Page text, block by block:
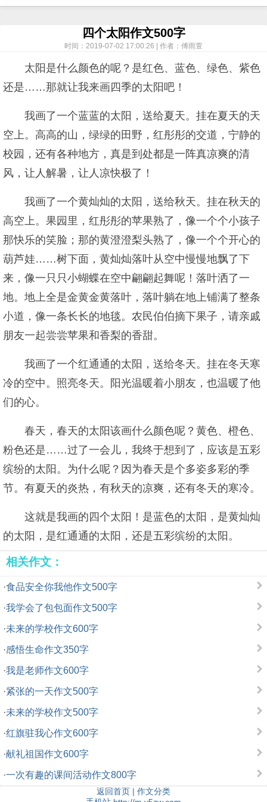
四个太阳作文500字
时间：2019-07-02 17:00:26 | 作者：傅雨萱
太阳是什么颜色的呢？是红色、蓝色、绿色、紫色
还是……那就让我来画四季的太阳吧！
我画了一个蓝蓝的太阳，送给夏天。挂在夏天的天
空上。高高的山，绿绿的田野，红彤彤的交道，宁静的
校园，还有各种地方，真是到处都是一阵真凉爽的清
风，让人解暑，让人凉快极了！
我画了一个黄灿灿的太阳，送给秋天。挂在秋天的
高空上。果园里，红彤彤的苹果熟了，像一个个小孩子
那快乐的笑脸；那的黄澄澄梨头熟了，像一个个开心的
葫芦娃……树下面，黄灿灿落叶从空中慢慢地飘了下
来，像一只只小蝴蝶在空中翩翩起舞呢！落叶洒了一
地。地上全是金黄金黄落叶，落叶躺在地上铺满了整条
小道，像一条长长的地毯。农民伯伯摘下果子，请亲戚
朋友一起尝尝苹果和香梨的香甜。
我画了一个红通通的太阳，送给冬天。挂在冬天寒
冷的空中。照亮冬天。阳光温暖着小朋友，也温暖了他
们的心。
春天，春天的太阳该画什么颜色呢？黄色、橙色、
粉色还是……过了一会儿，我终于想到了，应该是五彩
缤纷的太阳。为什么呢？因为春天是个多姿多彩的季
节。有夏天的炎热，有秋天的凉爽，还有冬天的寒冷。
这就是我画的四个太阳！是蓝色的太阳，是黄灿灿
的太阳，是红通通的太阳，还是五彩缤纷的太阳。
相关作文：
·食品安全你我他作文500字
·我学会了包包面作文500字
·未来的学校作文600字
·感悟生命作文350字
·我是老师作文600字
·紧张的一天作文500字
·未来的学校作文500字
·红旗驻我心作文600字
·献礼祖国作文600字
·一次有趣的课间活动作文800字
返回首页 | 作文分类